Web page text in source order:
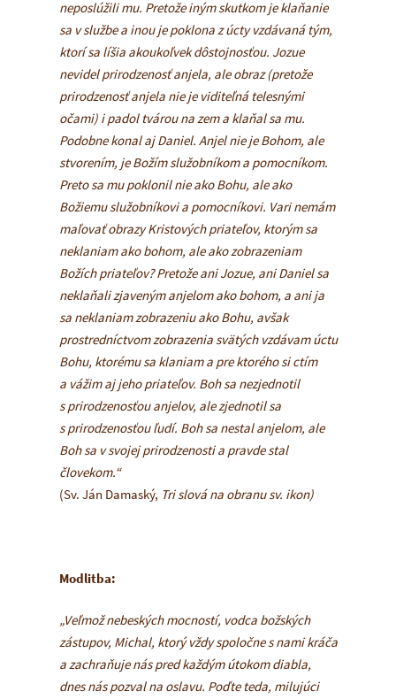
neposlúžili mu. Pretože iným skutkom je klaňanie
sa v službe a inou je poklona z úcty vzdávaná tým,
ktorí sa líšia akoukoľvek dôstojnosťou. Jozue
nevidel prirodzenosť anjela, ale obraz (pretože
prirodzenosť anjela nie je viditeľná telesnými
očami) i padol tvárou na zem a klaňal sa mu.
Podobne konal aj Daniel. Anjel nie je Bohom, ale
stvorením, je Božím služobníkom a pomocníkom.
Preto sa mu poklonil nie ako Bohu, ale ako
Božiemu služobníkovi a pomocníkovi. Vari nemám
maľovať obrazy Kristových priateľov, ktorým sa
neklaniam ako bohom, ale ako zobrazeniam
Božích priateľov? Pretože ani Jozue, ani Daniel sa
neklaňali zjaveným anjelom ako bohom, a ani ja
sa neklaniam zobrazeniu ako Bohu, avšak
prostredníctvom zobrazenia svätých vzdávam úctu
Bohu, ktorému sa klaniam a pre ktorého si ctím
a vážim aj jeho priateľov. Boh sa nezjednotil
s prirodzenosťou anjelov, ale zjednotil sa
s prirodzenosťou ľudí. Boh sa nestal anjelom, ale
Boh sa v svojej prirodzenosti a pravde stal
človekom.“
(Sv. Ján Damaský, Tri slová na obranu sv. ikon)
Modlitba:
„Veľmož nebeských mocností, vodca božských
zástupov, Michal, ktorý vždy spoločne s nami kráča
a zachraňuje nás pred každým útokom diabla,
dnes nás pozval na oslavu. Poďte teda, milujúci